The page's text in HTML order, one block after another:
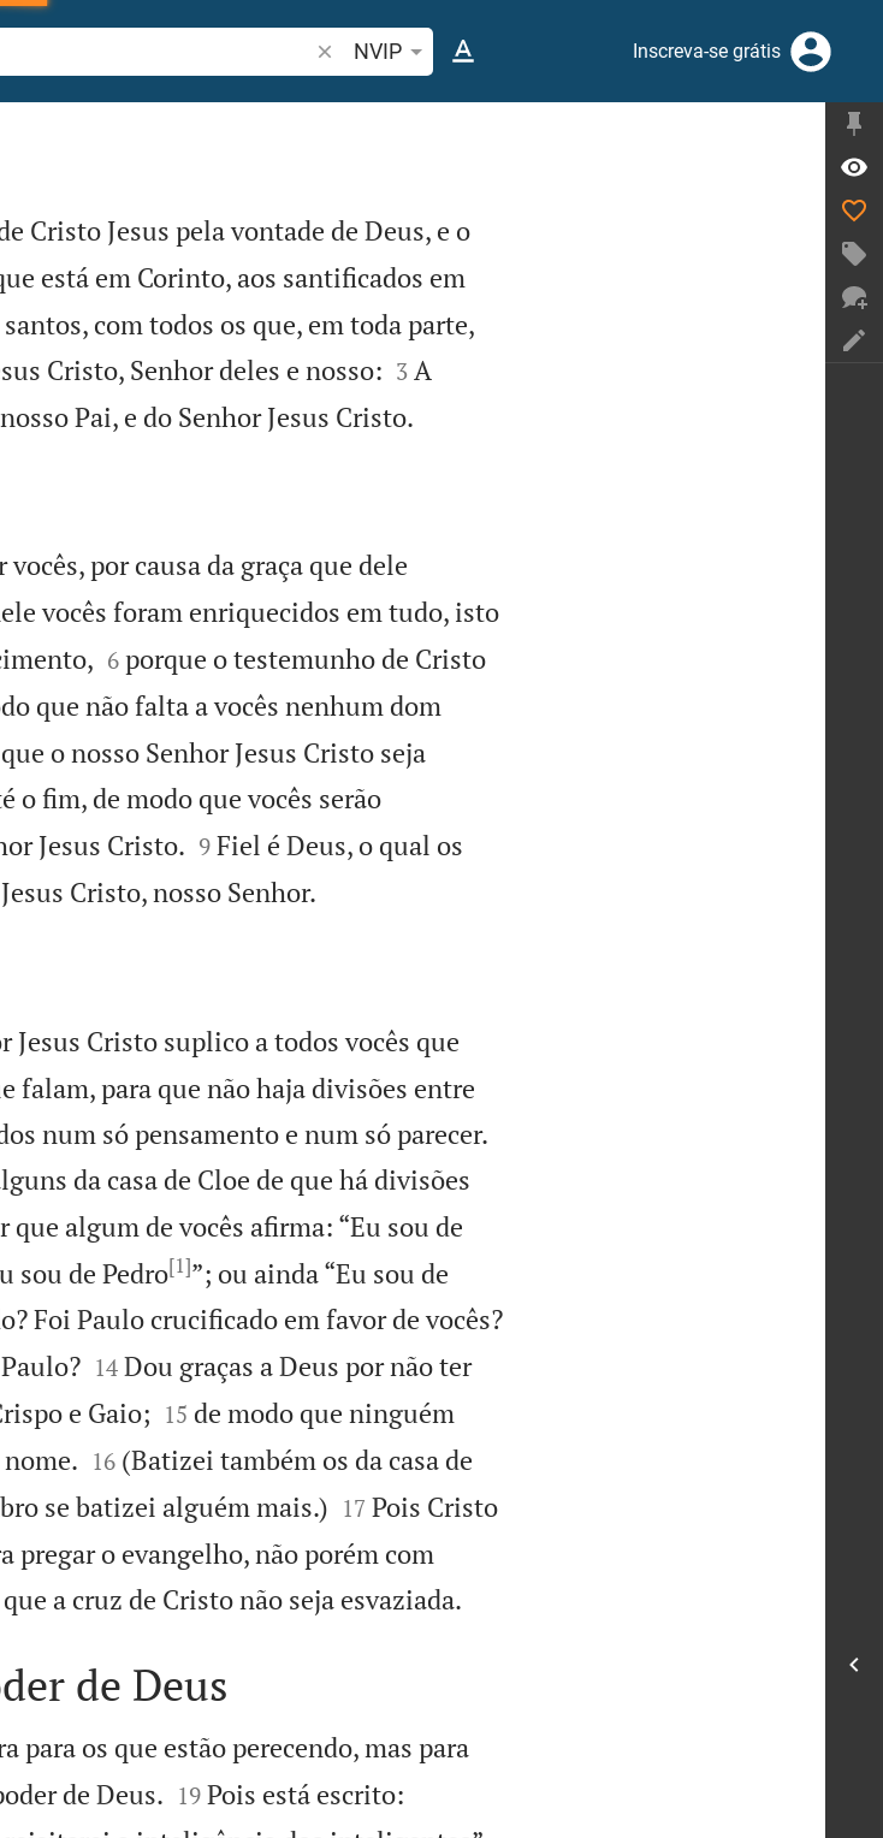
Pesquise passagem da Bíblia ou termos
NVIP Inscreva-se grátis
Cristo Jesus pela vontade de Deus, e o
está em Corinto, aos santificados em
com todos os que, em toda parte,
Cristo, Senhor deles e nosso:
3 A
Pai, e do Senhor Jesus Cristo.
por causa da graça que dele
vocês foram enriquecidos em tudo, isto

6 porque o testemunho de Cristo
que não falta a vocês nenhum dom
o nosso Senhor Jesus Cristo seja
o fim, de modo que vocês serão
Jesus Cristo.
9 Fiel é Deus, o qual os
Cristo, nosso Senhor.
Jesus Cristo suplico a todos vocês que
falam, para que não haja divisões entre
num só pensamento e num só parecer.
da casa de Cloe de que há divisões
que algum de vocês afirma: “Eu sou de
sou de Pedro[1]”; ou ainda “Eu sou de
Foi Paulo crucificado em favor de vocês?

14 Dou graças a Deus por não ter
e Gaio;
15 de modo que ninguém

16 (Batizei também os da casa de
se batizei alguém mais.)
17 Pois Cristo
pregar o evangelho, não porém com
a cruz de Cristo não seja esvaziada.
de Deus
para os que estão perecendo, mas para
de Deus.
19 Pois está escrito: